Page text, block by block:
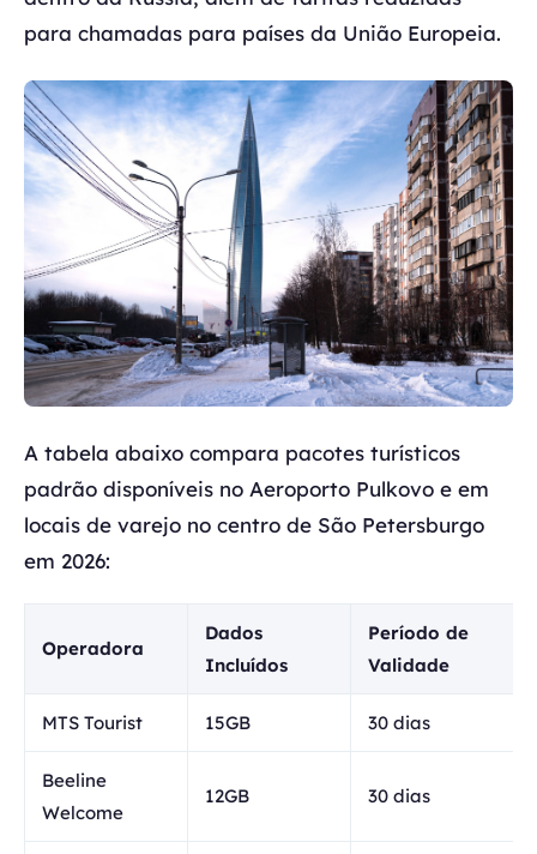
para chamadas para países da União Europeia.
A tabela abaixo compara pacotes turísticos
padrão disponíveis no Aeroporto Pulkovo e em
locais de varejo no centro de São Petersburgo
em 2026:
Operadora
Dados
Incluídos
Período de
Validade
MTS Tourist 15GB 30 dias
Beeline
Welcome
12GB 30 dias